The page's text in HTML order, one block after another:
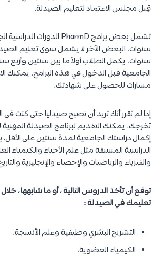
قِبل مجلس الاعتماد لتعليم الصيدلة.
سنوات. يكمل الطلاب أولاً ما بين سنتين وأربع
الجامعية قبل الدخول في هذه البرامج. يمكنك
مسارات للحصول على شهادتك.
إذا لم تقرر أنك تريد أن تصبح صيدليا حتى كنت في
إكمال دراستك الجامعية لمدة سنتين على الأقل،
الدراسية المسبقة مثل علم الأحياء والكيمياء
والفيزياء والرياضيات والإحصاء والإنجليزية
توقع أن تأخذ الدروس التالية ، أو ما شابهها ،
تعليمك في الصيدلة :
التشريح البشري وظيفية وعلم الأنسجة.
الكيمياء العضوية.